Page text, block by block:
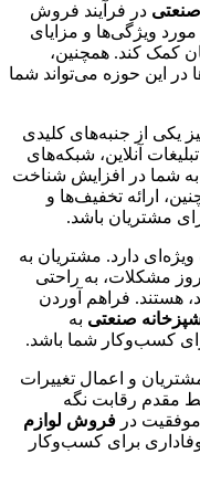
صنعتی در فرآیند فروش
ویژگی‌ها و مزایای
کمک کند. همچنین،
در این حوزه می‌تواند شما
یکی از جنبه‌های کلیدی
آنلاین، شبکه‌های
به شما در افزایش شناخت
ارائه تخفیف‌ها و
مشتریان باشد.
دارد. مشتریان به
مشکلات، به راحتی
هستند. فراهم آوردن
صنعتی به
کسب‌وکار شما باشد.
و اعمال تغییرات
مقدم رقابت نگه
در فروش لوازم
برای کسب‌وکار